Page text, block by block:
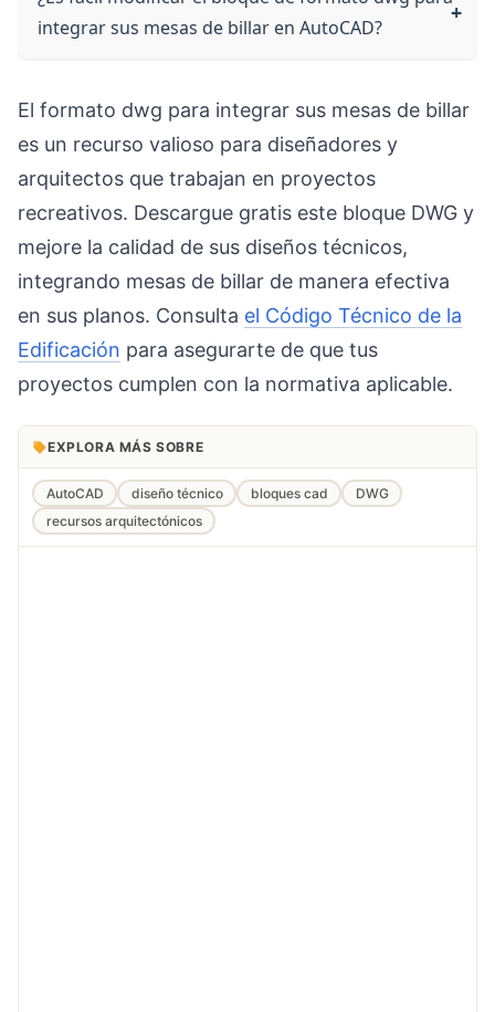
integrar sus mesas de billar en AutoCAD?
El formato dwg para integrar sus mesas de billar
es un recurso valioso para diseñadores y
arquitectos que trabajan en proyectos
recreativos. Descargue gratis este bloque DWG y
mejore la calidad de sus diseños técnicos,
integrando mesas de billar de manera efectiva
en sus planos. Consulta el Código Técnico de la
Edificación para asegurarte de que tus
proyectos cumplen con la normativa aplicable.
EXPLORA MÁS SOBRE
AutoCAD diseño técnico bloques cad
DWG
recursos arquitectónicos